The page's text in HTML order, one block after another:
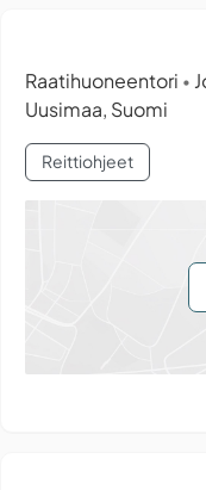
Raatihuoneentori •
Uusimaa, Suomi
Reittiohjeet